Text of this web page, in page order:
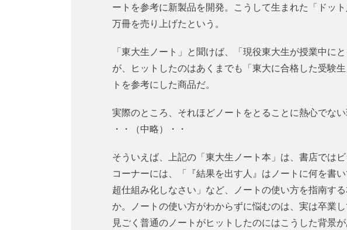
ートを参考に新製品を開発。こうして生まれた「ドッ
万冊を売り上げたという。
「東大生ノート」と聞けば、「現役東大生が授業中に
が、ヒットしたのはあくまでも「東大に合格した受験
トを参考にした商品だ。
実際のところ、それほどノートをとることに熱心でない
・・（中略）・・
そういえば、上記の「東大生ノート本」は、書店では
コーナーには、「『結果を出す人』はノートに何を書
超仕組み化しなさい」など、ノートの使い方を指南す
か。ノートの使い方がわからずに悩むのは、実は卒業
見ごく普通のノートがヒットしたのにはこうした背景が